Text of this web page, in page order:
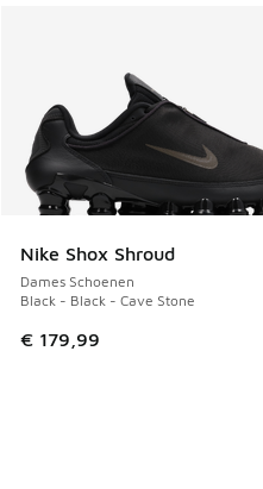
Nike Shox Shroud
Dames Schoenen
Black - Black - Cave Stone
€ 179,99